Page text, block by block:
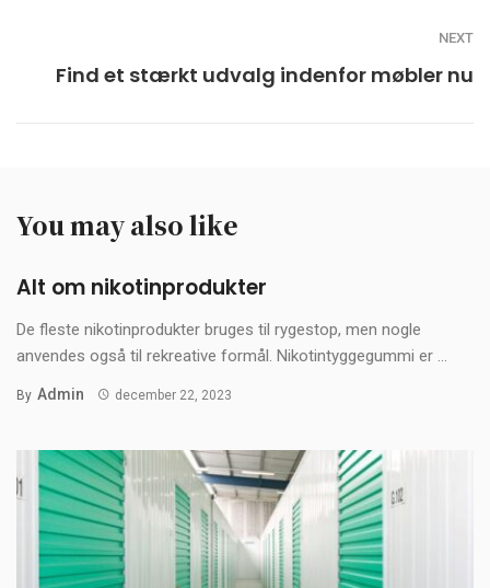
NEXT
Find et stærkt udvalg indenfor møbler nu
You may also like
Alt om nikotinprodukter
De fleste nikotinprodukter bruges til rygestop, men nogle
anvendes også til rekreative formål. Nikotintyggegummi er ...
By Admin december 22, 2023